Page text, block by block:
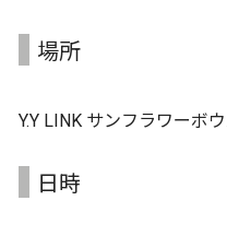
場所
Y.Y LINK サンフラワーボ
日時